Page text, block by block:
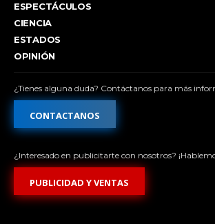
ESPECTÁCULOS
CIENCIA
ESTADOS
OPINIÓN
¿Tienes alguna duda? Contáctanos para más
CONTACTANOS
¿Interesado en publicitarte con nosotros?
PUBLICIDAD Y VENTAS